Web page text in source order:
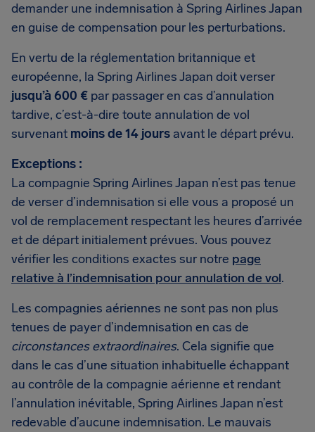
demander une indemnisation à Spring Airlines Japan
en guise de compensation pour les perturbations.
En vertu de la réglementation britannique et
européenne, la Spring Airlines Japan doit verser
jusqu’à 600 € par passager en cas d’annulation
tardive, c’est-à-dire toute annulation de vol
survenant moins de 14 jours avant le départ prévu.
Exceptions :
La compagnie Spring Airlines Japan n’est pas tenue
de verser d’indemnisation si elle vous a proposé un
vol de remplacement respectant les heures d’arrivée
et de départ initialement prévues. Vous pouvez
vérifier les conditions exactes sur notre page
relative à l’indemnisation pour annulation de vol.
Les compagnies aériennes ne sont pas non plus
tenues de payer d’indemnisation en cas de
circonstances extraordinaires. Cela signifie que
dans le cas d’une situation inhabituelle échappant
au contrôle de la compagnie aérienne et rendant
l’annulation inévitable, Spring Airlines Japan n’est
redevable d’aucune indemnisation. Le mauvais